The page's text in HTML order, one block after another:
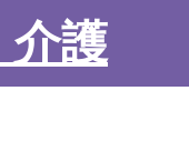
介護